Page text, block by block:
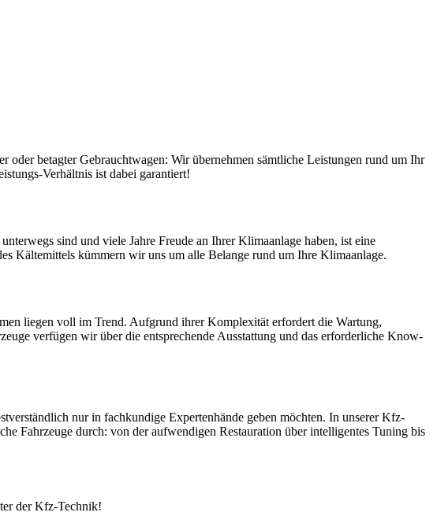
betagter Gebrauchtwagen: Wir übernehmen sämtliche Leistungen rund um Ihr
Verhältnis ist dabei garantiert!
sind und viele Jahre Freude an Ihrer Klimaanlage haben, ist eine
Kältemittels kümmern wir uns um alle Belange rund um Ihre Klimaanlage.
liegen voll im Trend. Aufgrund ihrer Komplexität erfordert die Wartung,
verfügen wir über die entsprechende Ausstattung und das erforderliche Know-
nur in fachkundige Expertenhände geben möchten. In unserer Kfz-
Fahrzeuge durch: von der aufwendigen Restauration über intelligentes Tuning bis
der Kfz-Technik!